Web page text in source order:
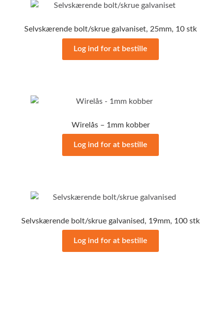
Selvskærende bolt/skrue galvaniset, 25mm, 10 stk
Log ind for at bestille
Wirelås – 1mm kobber
Log ind for at bestille
Selvskærende bolt/skrue galvanised, 19mm, 100 stk
Log ind for at bestille